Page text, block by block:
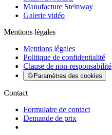
Manufacture Steinway
Galerie vidéo
Mentions légales
Mentions légales
Politique de confidentialité
Clause de non-responsabilité
Paramètres des cookies
Contact
Formulaire de contact
Demande de prix